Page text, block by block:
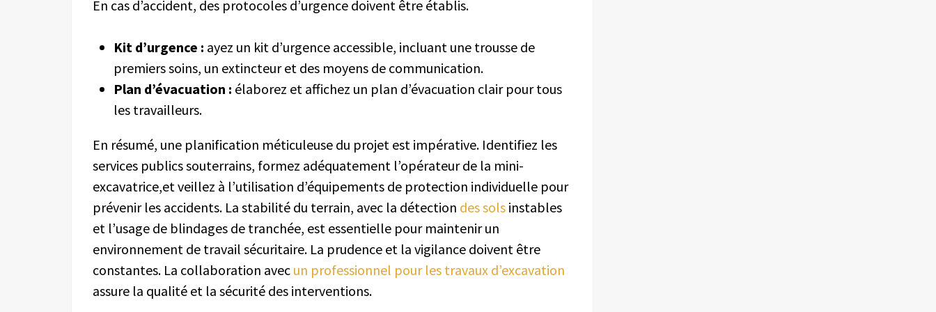
En cas d’accident, des protocoles d’urgence doivent être établis.
Kit d’urgence : ayez un kit d’urgence accessible, incluant une trousse de
premiers soins, un extincteur et des moyens de communication.
Plan d’évacuation : élaborez et affichez un plan d’évacuation clair pour tous
les travailleurs.
En résumé, une planification méticuleuse du projet est impérative. Identifiez les
services publics souterrains, formez adéquatement l’opérateur de la mini-
excavatrice,et veillez à l’utilisation d’équipements de protection individuelle pour
prévenir les accidents. La stabilité du terrain, avec la détection des sols instables
et l’usage de blindages de tranchée, est essentielle pour maintenir un
environnement de travail sécuritaire. La prudence et la vigilance doivent être
constantes. La collaboration avec un professionnel pour les travaux d’excavation
assure la qualité et la sécurité des interventions.